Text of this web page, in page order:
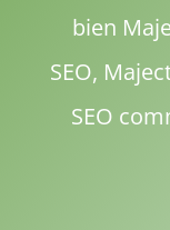
bien
SEO,
SEO